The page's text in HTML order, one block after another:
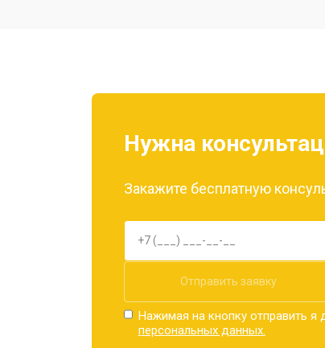
Замена дисплея (экрана)
Замена аккумулятора
Замена кнопки включения
Нужна
Закажите бесплатную
Отправить заявку
Нажимая на кнопку отправить я
персональных данных.